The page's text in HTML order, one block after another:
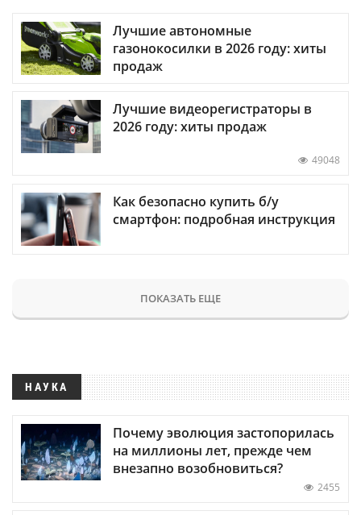
Лучшие автономные
газонокосилки в 2026 году: хиты
продаж
Лучшие видеорегистраторы в
2026 году: хиты продаж
49048
Как безопасно купить б/у
смартфон: подробная инструкция
ПОКАЗАТЬ ЕЩЕ
НАУКА
Почему эволюция застопорилась
на миллионы лет, прежде чем
внезапно возобновиться?
2455